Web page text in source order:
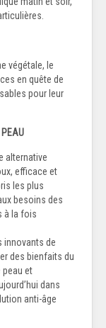
végétale, le
en quête de
pour leur
PEAU
alternative
efficace et
les plus
besoins des
à la fois
innovants de
des bienfaits du
peau et
dans
anti-âge